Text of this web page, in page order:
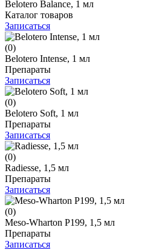
Belotero Balance, 1 мл
Каталог товаров
Записаться
(0)
Belotero Intense, 1 мл
Препараты
Записаться
(0)
Belotero Soft, 1 мл
Препараты
Записаться
(0)
Radiesse, 1,5 мл
Препараты
Записаться
(0)
Meso-Wharton P199, 1,5 мл
Препараты
Записаться